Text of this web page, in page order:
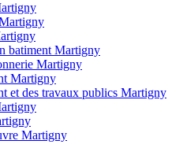
batiment Martigny
Martigny
Martigny
et des travaux publics Martigny
Martigny